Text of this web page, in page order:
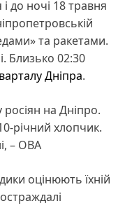
до ночі 18 травня
та ракетами.
Близько 02:30
Дніпра.
на Дніпро.
річний хлопчик.
– ОВА
оцінюють їхній